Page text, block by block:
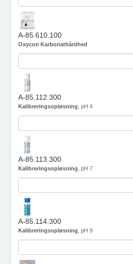
A-85.610.100
Oxycon Karbonathårdhed
A-85.112.300
Kalibreringsopløsning , pH 4
A-85.113.300
Kalibreringsopløsning , pH 7
A-85.114.300
Kalibreringsopløsning , pH 9